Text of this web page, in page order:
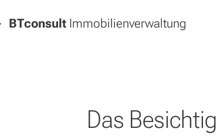
BTconsult Immobilienverwaltung
Das